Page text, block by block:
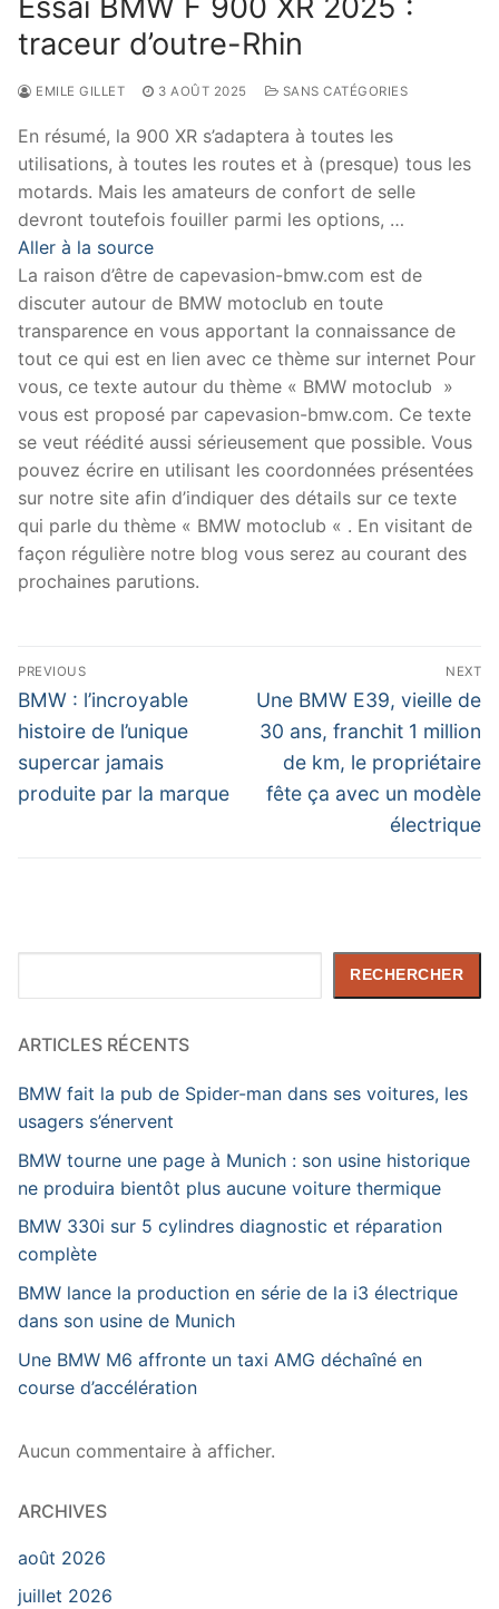
traceur d’outre-Rhin
EMILE GILLET 3 AOÛT 2025 SANS CATÉGORIES
En résumé, la 900 XR s’adaptera à toutes les
utilisations, à toutes les routes et à (presque) tous les
motards. Mais les amateurs de confort de selle
devront toutefois fouiller parmi les options, …
Aller à la source
La raison d’être de capevasion-bmw.com est de
discuter autour de BMW motoclub en toute
transparence en vous apportant la connaissance de
tout ce qui est en lien avec ce thème sur internet Pour
vous, ce texte autour du thème « BMW motoclub »
vous est proposé par capevasion-bmw.com. Ce texte
se veut réédité aussi sérieusement que possible. Vous
pouvez écrire en utilisant les coordonnées présentées
sur notre site afin d’indiquer des détails sur ce texte
qui parle du thème « BMW motoclub « . En visitant de
façon régulière notre blog vous serez au courant des
prochaines parutions.
Navigation
de
l’article
PREVIOUS
Previous
post:
BMW : l’incroyable
histoire de l’unique
supercar jamais
produite par la marque
NEXT
Next
post:
Une BMW E39, vieille de
30 ans, franchit 1 million
de km, le propriétaire
fête ça avec un modèle
électrique
RECHERCHER
ARTICLES RÉCENTS
BMW fait la pub de Spider-man dans ses voitures, les
usagers s’énervent
BMW tourne une page à Munich : son usine historique
ne produira bientôt plus aucune voiture thermique
BMW 330i sur 5 cylindres diagnostic et réparation
complète
BMW lance la production en série de la i3 électrique
dans son usine de Munich
Une BMW M6 affronte un taxi AMG déchaîné en
course d’accélération
Aucun commentaire à afficher.
ARCHIVES
août 2026
juillet 2026